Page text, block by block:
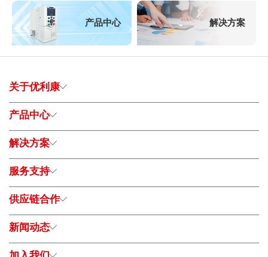
产品中心 解决方案
关于优利康
产品中心
解决方案
服务支持
供应链合作
新闻动态